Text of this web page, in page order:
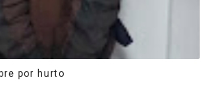
por hurto